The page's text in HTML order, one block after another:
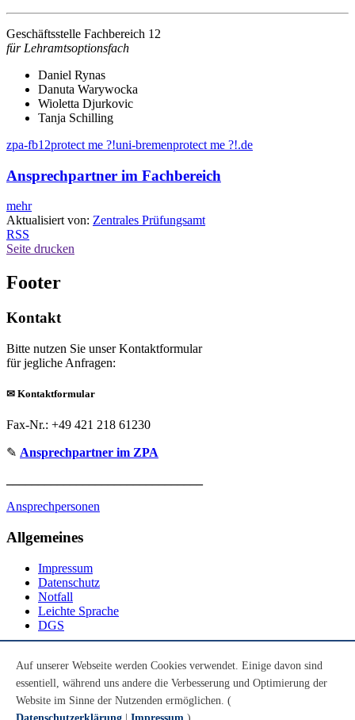
Geschäftsstelle Fachbereich 12
für Lehramtsoptionsfach
Daniel Rynas
Danuta Warywocka
Wioletta Djurkovic
Tanja Schilling
zpa-fb12protect me ?!uni-bremenprotect me ?!.de
Ansprechpartner im Fachbereich
mehr
Aktualisiert von: Zentrales Prüfungsamt
RSS
Seite drucken
Footer
Kontakt
Bitte nutzen Sie unser Kontaktformular
für jegliche Anfragen:
✉ Kontaktformular
Fax-Nr.: +49 421 218 61230
✎ Ansprechpartner im ZPA
Ansprechpersonen
Allgemeines
Impressum
Datenschutz
Notfall
Leichte Sprache
DGS
Youtube
Instagram
LinkedIn
Auf unserer Webseite werden Cookies verwendet. Einige davon sind
essentiell, während uns andere die Verbesserung und Optimierung der
Website im Sinne der Nutzenden ermöglichen. (